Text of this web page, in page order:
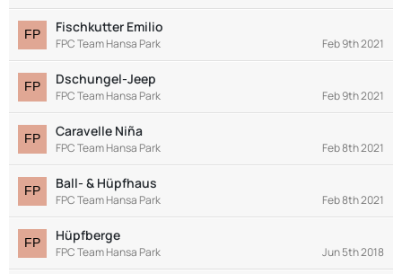
Fischkutter Emilio
FPC Team Hansa Park Feb 9th 2021
Dschungel-Jeep
FPC Team Hansa Park Feb 9th 2021
Caravelle Niña
FPC Team Hansa Park Feb 8th 2021
Ball- & Hüpfhaus
FPC Team Hansa Park Feb 8th 2021
Hüpfberge
FPC Team Hansa Park Jun 5th 2018